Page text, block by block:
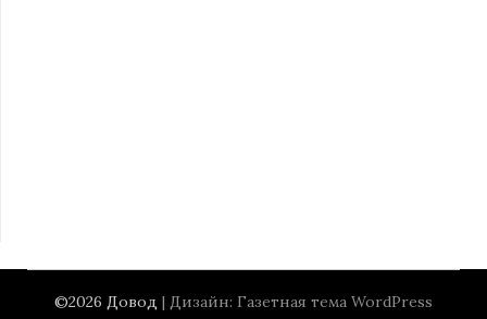
©2026 Довод | Дизайн: Газетная тема WordPress